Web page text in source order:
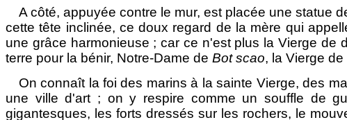
A côté, appuyée contre le mur, est placée une statue
cette tête inclinée, ce doux regard de la mère qui
une grâce harmonieuse ; car ce n'est plus la Vierge de
terre pour la bénir, Notre-Dame de Bot scao, la Vierge
On connaît la foi des marins à la sainte Vierge, des
une ville d'art ; on y respire comme un souffle de
gigantesques, les forts dressés sur les rochers, le